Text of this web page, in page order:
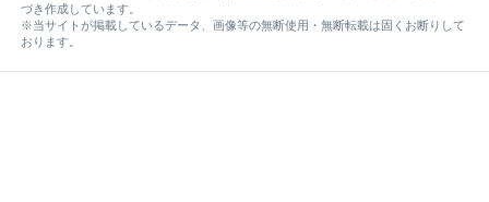
づき作成しています。
※当サイトが掲載しているデータ、画像等の無断使用・無断転載は固くお断りして
おります。